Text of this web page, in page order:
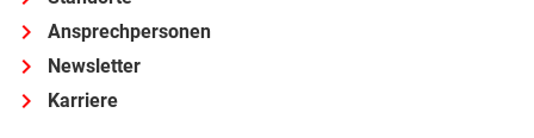
Ansprechpersonen
Newsletter
Karriere